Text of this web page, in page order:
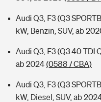
Audi Q3, F3 (Q3
kW, Benzin, SUV, ab
Audi Q3, F3 (Q3 40 TDI
ab 2024(0588 / CBA)
Audi Q3, F3 (Q3
kW, Diesel, SUV, ab